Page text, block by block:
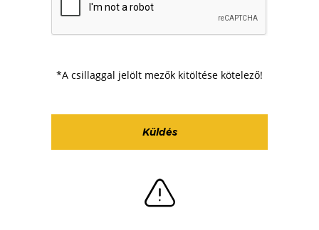
*A csillaggal jelölt mezők kitöltése kötelező!